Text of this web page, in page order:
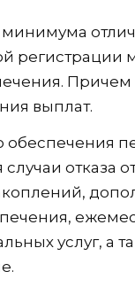
регистрации
выплат.
отказа
услуг, а